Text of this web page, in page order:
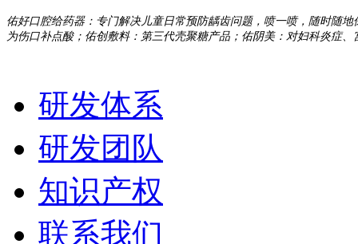
佑好口腔给药器：专门解决儿童日常预防龋齿问题，喷一喷，随时随
为伤口补点酸；佑创敷料：第三代壳聚糖产品；佑阴美：对妇科炎症、
研发体系
研发团队
知识产权
联系我们